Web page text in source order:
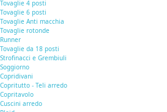
Tovaglie 4 posti
Tovaglie 6 posti
Tovaglie Anti macchia
Tovaglie rotonde
Runner
Tovaglie da 18 posti
Strofinacci e Grembiuli
Soggiorno
Copridivani
Copritutto - Teli arredo
Copritavolo
Cuscini arredo